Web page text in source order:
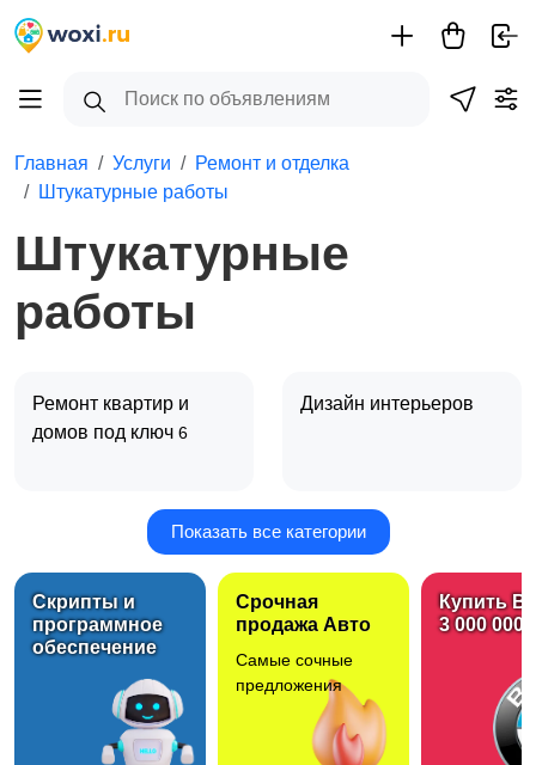
Главная Услуги
Ремонт и отделка
Штукатурные работы
Штукатурные
работы
Ремонт квартир и
домов под ключ 6
Дизайн интерьеров
Электрика
Сборка и ремонт
Окна и балконы
Показать все категории
Скрипты и
программное
обеспечение
Срочная
продажа Авто
Самые сочные
предложения
Купить
3 000 000